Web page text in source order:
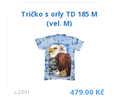
Tričko s orly TD 185 M
(vel. M)
s DPH 479.00 Kč